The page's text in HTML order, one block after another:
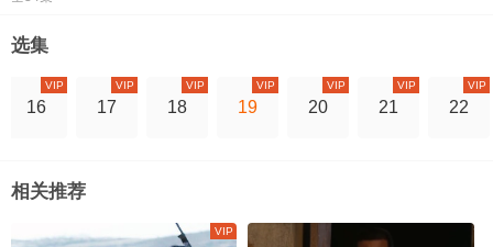
选集
16
VIP
17
VIP
18
VIP
19
VIP
20
VIP
21
VIP
22
VIP
相关推荐